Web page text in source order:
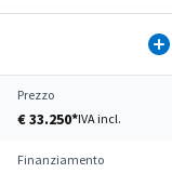
Prezzo
€ 33.250*IVA incl.
Finanziamento